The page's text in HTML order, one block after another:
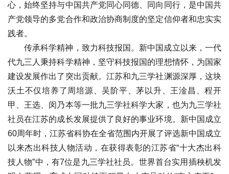
心，始终坚持与中国共产党同心同德、同向同行，是中国共
产党领导的多党合作和政治协商制度的坚定信仰者和忠实实
践者。
传承科学精神，致力科技报国。新中国成立以来，一代
代九三人秉持科学精神，坚守科技报国的理想情怀，为国家
建设发展作出了突出贡献。江苏和九三学社渊源深厚，这块
沃土不仅培养了周培源、吴阶平、茅以升、王淦昌、程开
甲、王选、闵乃本等一批九三学社科学大家，也为九三学社
社员在江苏的成长发展提供了良好的事业环境。新中国成立
60周年时，江苏省科协在全省范围内开展了评选新中国成立
以来杰出科技人物活动，在获得表彰的江苏省“十大杰出科
技人物”中，有7位是九三学社社员。世界首台实用插秧机发